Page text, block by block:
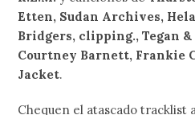
Etten, Sudan Archives,
Bridgers, clipping., Tegan &
Courtney Barnett, Frankie
Jacket.
Chequen el atascado tracklist